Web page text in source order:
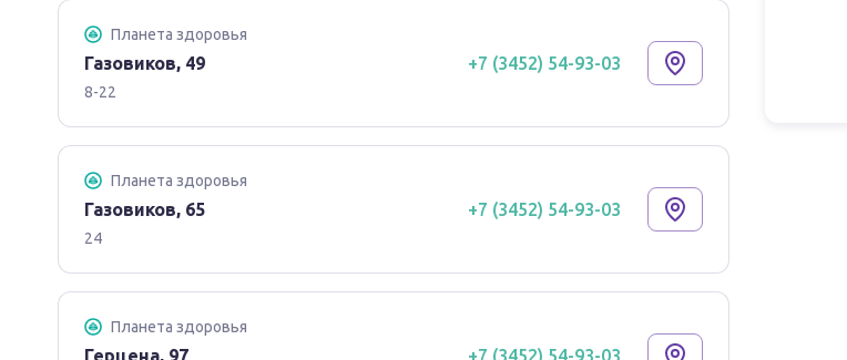
Планета здоровья
Газовиков, 49
8-22
+7 (3452) 54-93-03
Планета здоровья
Газовиков, 65
24
+7 (3452) 54-93-03
Планета здоровья
Герцена, 97 +7 (3452) 54-93-03